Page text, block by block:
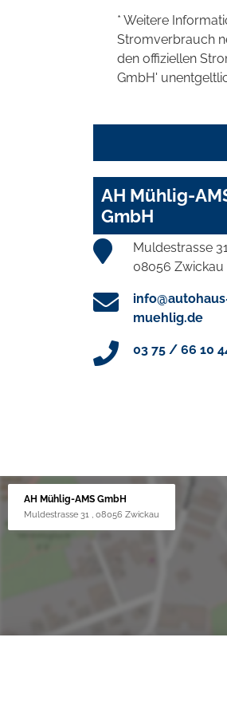
* Weitere
Stromverbrauch
den offiziellen
GmbH'
AH Mühlig-
GmbH
Muldestrasse 31
08056 Zwickau
muehlig.de
03 75 / 66 10
AH Mühlig-AMS GmbH
Muldestrasse 31 , 08056 Zwickau